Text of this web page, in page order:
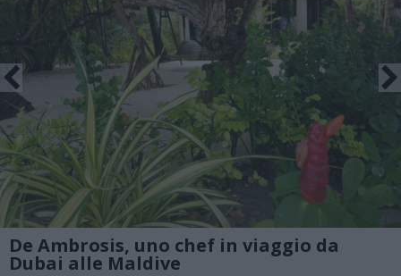
De Ambrosis, uno chef in viaggio da
Dubai alle Maldive